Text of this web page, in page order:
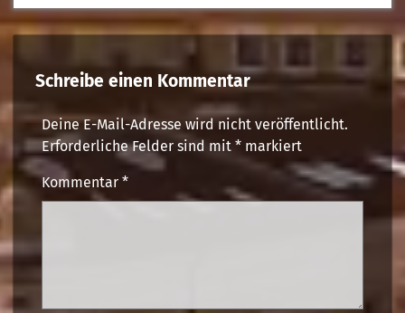
Schreibe einen Kommentar
Deine E-Mail-Adresse wird nicht veröffentlicht.
Erforderliche Felder sind mit *markiert
Kommentar *